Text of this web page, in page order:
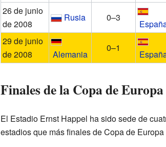
26 de junio
de 2008
Rusia 0–3
29 de junio
de 2008
Alemania
0–1
Finales de la Copa de Europa
El Estadio Ernst Happel ha sido sede de
estadios que más finales de Copa de